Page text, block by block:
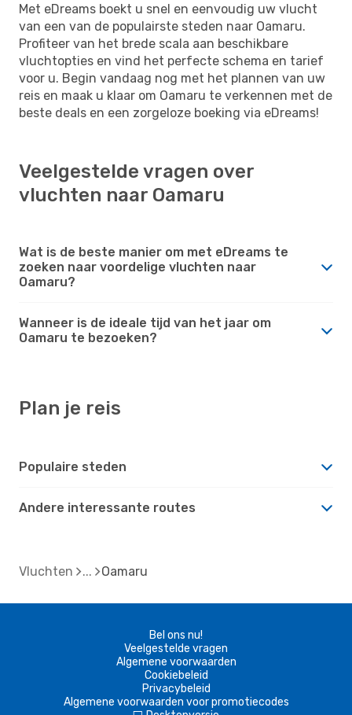
Met eDreams boekt u snel en eenvoudig uw vlucht
van een van de populairste steden naar Oamaru.
Profiteer van het brede scala aan beschikbare
vluchtopties en vind het perfecte schema en tarief
voor u. Begin vandaag nog met het plannen van uw
reis en maak u klaar om Oamaru te verkennen met de
beste deals en een zorgeloze boeking via eDreams!
Veelgestelde vragen over
vluchten naar Oamaru
Wat is de beste manier om met eDreams te
zoeken naar voordelige vluchten naar
Oamaru?
Wanneer is de ideale tijd van het jaar om
Oamaru te bezoeken?
Plan je reis
Populaire steden
Andere interessante routes
Vluchten Oamaru
Bel ons nu!
Veelgestelde vragen
Algemene voorwaarden
Cookiebeleid
Privacybeleid
Algemene voorwaarden voor promotiecodes